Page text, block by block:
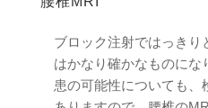
ブロック注射ではっきり
はかなり確かなものにな
患の可能性についても、